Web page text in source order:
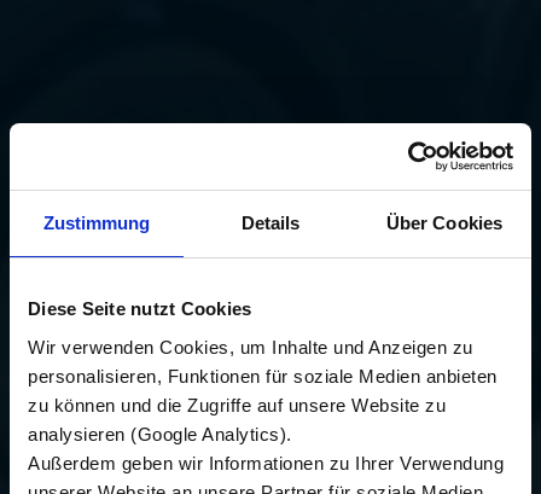
Zustimmung Details Über Cookies
Diese Seite nutzt Cookies
Wir verwenden Cookies, um Inhalte und Anzeigen zu
personalisieren, Funktionen für soziale Medien anbieten
zu können und die Zugriffe auf unsere Website zu
analysieren (Google Analytics).
Außerdem geben wir Informationen zu Ihrer Verwendung